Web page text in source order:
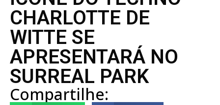
CHARLOTTE DE
WITTE SE
APRESENTARÁ NO
SURREAL PARK
Compartilhe: